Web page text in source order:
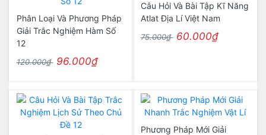
Phân Loại Và Phương Pháp
Giải Trắc Nghiệm Hàm Số
12
120.000₫ 96.000₫
Câu Hỏi Và Bài Tập Kĩ Năng
Atlat Địa Lí Việt Nam
75.000₫ 60.000₫
Phương Pháp Mới Giải